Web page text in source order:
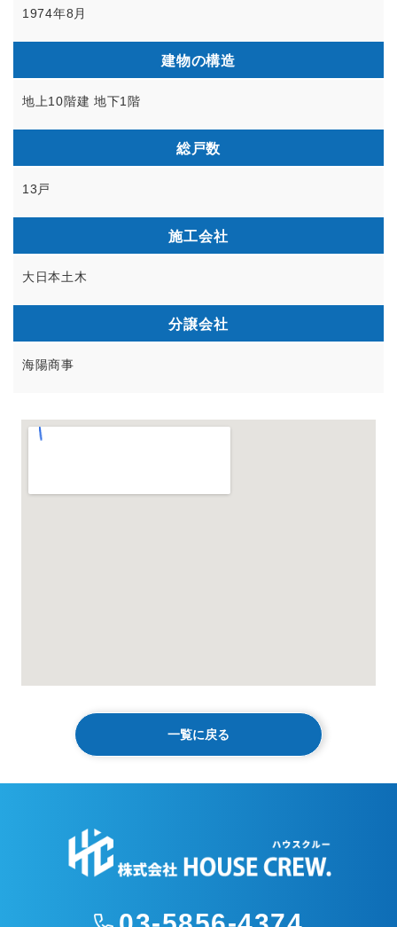
1974年8月
建物の構造
地上10階建 地下1階
総戸数
13戸
施工会社
大日本土木
分譲会社
海陽商事
一覧に戻る